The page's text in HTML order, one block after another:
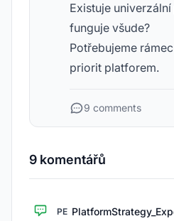
Existuje
funguje všude?
Potřebujeme
priorit platforem.
9 comments
9 komentářů
PE